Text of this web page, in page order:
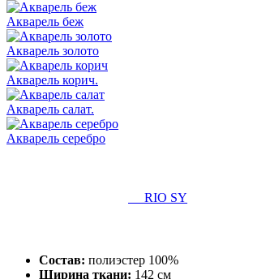
Акварель беж
Акварель золото
Акварель корич.
Акварель салат.
Акварель серебро
RIO SY
Состав: полиэстер 100%
Ширина ткани: 142 см